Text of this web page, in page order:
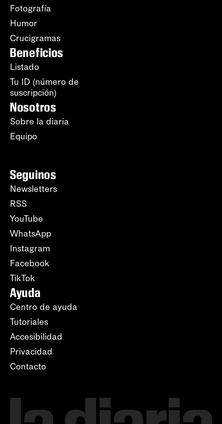
Fotografía
Humor
Crucigramas
Beneficios
Listado
Tu ID (número de
suscripción)
Nosotros
Sobre la diaria
Equipo
Seguinos
Newsletters
RSS
YouTube
WhatsApp
Instagram
Facebook
TikTok
Ayuda
Centro de ayuda
Tutoriales
Accesibilidad
Privacidad
Contacto